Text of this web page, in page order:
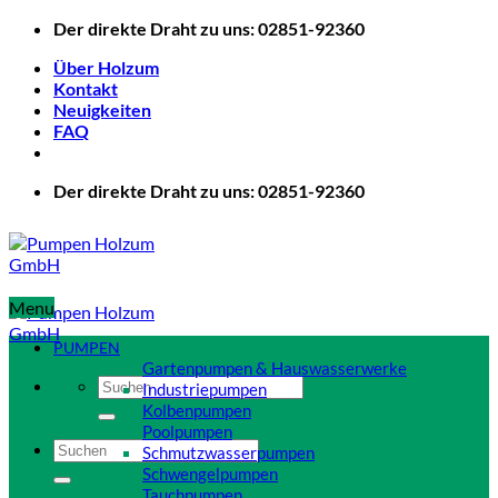
Zum
springen
Der direkte Draht zu uns: 02851-92360
Über Holzum
Kontakt
Neuigkeiten
FAQ
Der direkte Draht zu uns: 02851-92360
Suchen
nach:
Suchen
nach:
Menu
PUMPEN
Gartenpumpen & Hauswasserwerke
Industriepumpen
Kolbenpumpen
Poolpumpen
Schmutzwasserpumpen
Schwengelpumpen